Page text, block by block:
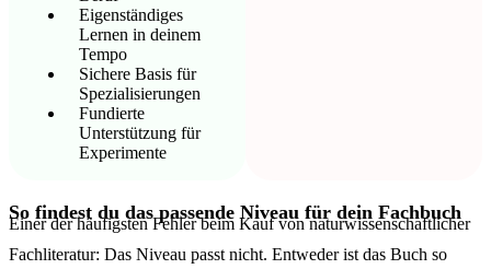
Eigenständiges
Lernen in deinem
Tempo
Sichere Basis für
Spezialisierungen
Fundierte
Unterstützung für
Experimente
So findest du das passende Niveau für dein Fachbuch
Einer der häufigsten Fehler beim Kauf von naturwissenschaftlicher
Fachliteratur: Das Niveau passt nicht. Entweder ist das Buch so